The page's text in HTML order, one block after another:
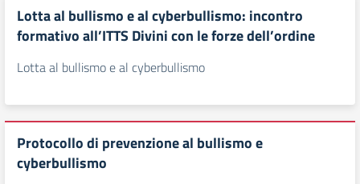
Lotta al bullismo e al cyberbullismo: incontro
formativo all’ITTS Divini con le forze dell’ordine
Lotta al bullismo e al cyberbullismo
Protocollo di prevenzione al bullismo e
cyberbullismo